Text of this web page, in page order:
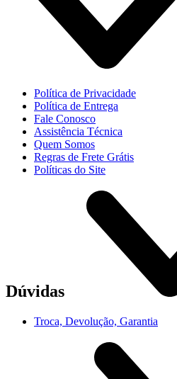
Política de Privacidade
Política de Entrega
Fale Conosco
Assistência Técnica
Quem Somos
Regras de Frete Grátis
Políticas do Site
Dúvidas
Troca, Devolução, Garantia